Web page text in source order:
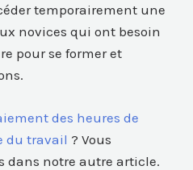
temporairement une
novices qui ont besoin
pour se former et
des heures de
du travail ? Vous
dans notre autre article.